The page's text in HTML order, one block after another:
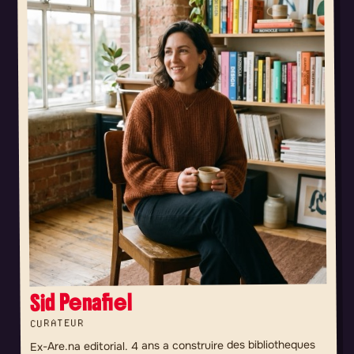
Sid Penafiel
CURATEUR
Ex-Are.na editorial. 4 ans a construire des bibliotheques